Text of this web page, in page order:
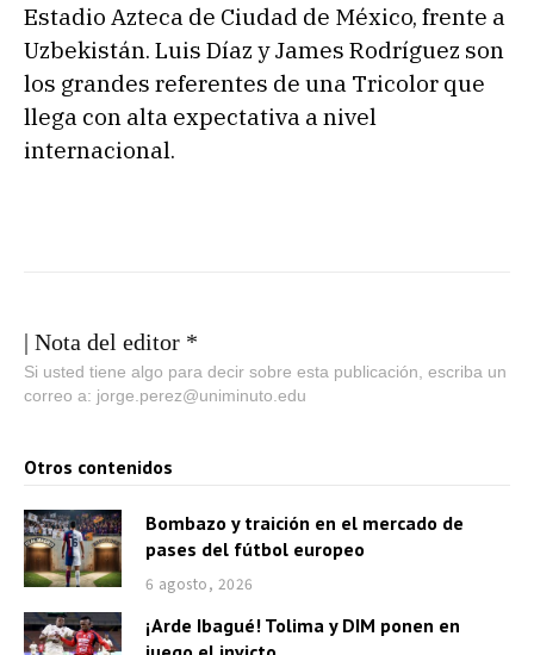
Estadio Azteca de Ciudad de México, frente a
Uzbekistán. Luis Díaz y James Rodríguez son
los grandes referentes de una Tricolor que
llega con alta expectativa a nivel
internacional.
| Nota del editor *
Si usted tiene algo para decir sobre esta publicación, escriba un
correo a: jorge.perez@uniminuto.edu
Otros contenidos
Bombazo y traición en el mercado de
pases del fútbol europeo
6 agosto, 2026
¡Arde Ibagué! Tolima y DIM ponen en